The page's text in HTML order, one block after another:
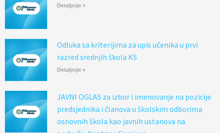
Detaljnije »
Odluka sa kriterijima za upis učenika u prvi
razred srednjih škola KS
Detaljnije »
JAVNI OGLAS za izbor i imenovanje na pozicije
predsjednika i članova u školskim odborima
osnovnih škola kao javnih ustanova na